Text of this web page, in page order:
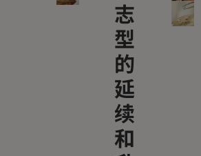
志
型
的
延
续
和